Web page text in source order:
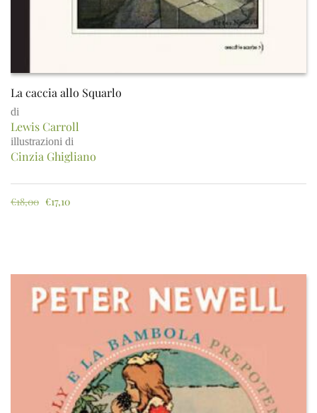
La caccia allo Squarlo
di
Lewis Carroll
illustrazioni di
Cinzia Ghigliano
€18,00 €17,10